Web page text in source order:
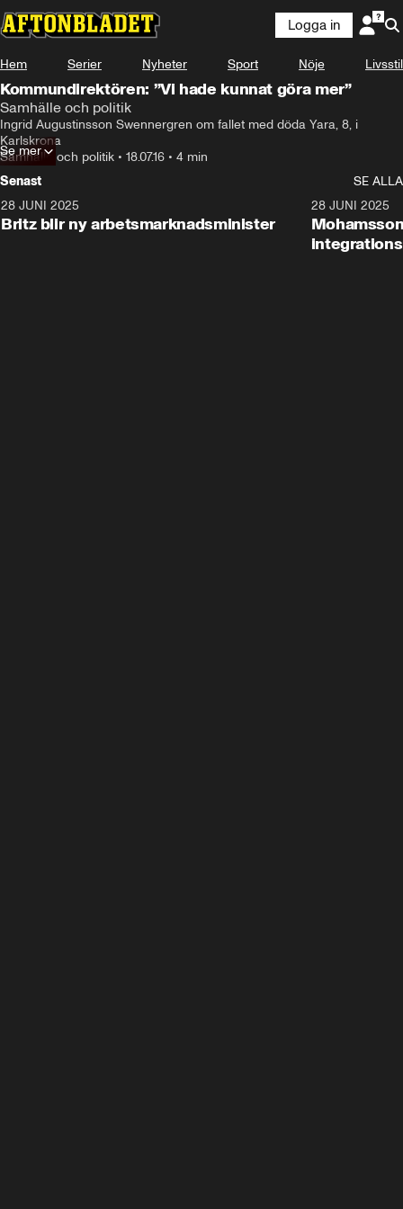
Logga in
Hem Serier Nyheter Sport Nöje Livsstil
Kommundirektören: ”Vi hade kunnat göra mer”
Samhälle och politik
Ingrid Augustinsson Swennergren om fallet med döda Yara, 8, i
Karlskrona
Samhälle och politik • 18.07.16 • 4 min
Se mer
Senast
SE ALLA
28 JUNI 2025
Britz blir ny arbetsmarknadsminister
28 JUNI 2025